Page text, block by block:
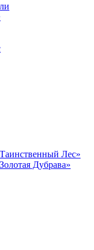
Лес»
Дубрава»